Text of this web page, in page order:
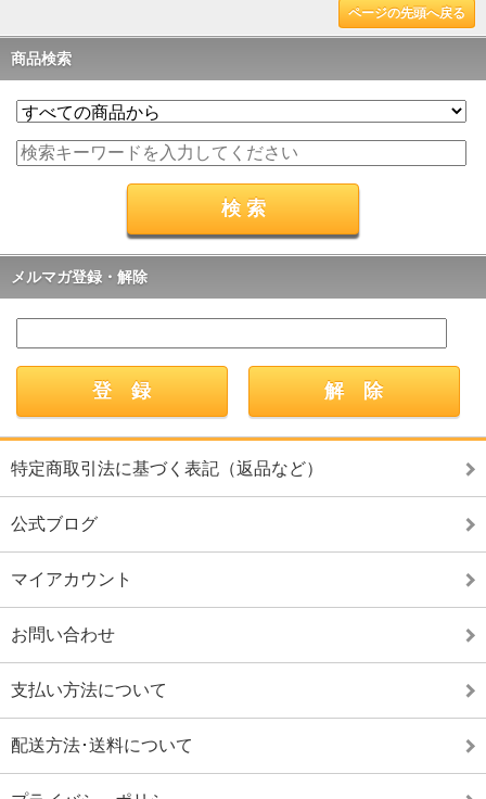
ページの先頭へ戻る
商品検索
メルマガ登録・解除
特定商取引法に基づく表記（返品など）
公式ブログ
マイアカウント
お問い合わせ
支払い方法について
配送方法･送料について